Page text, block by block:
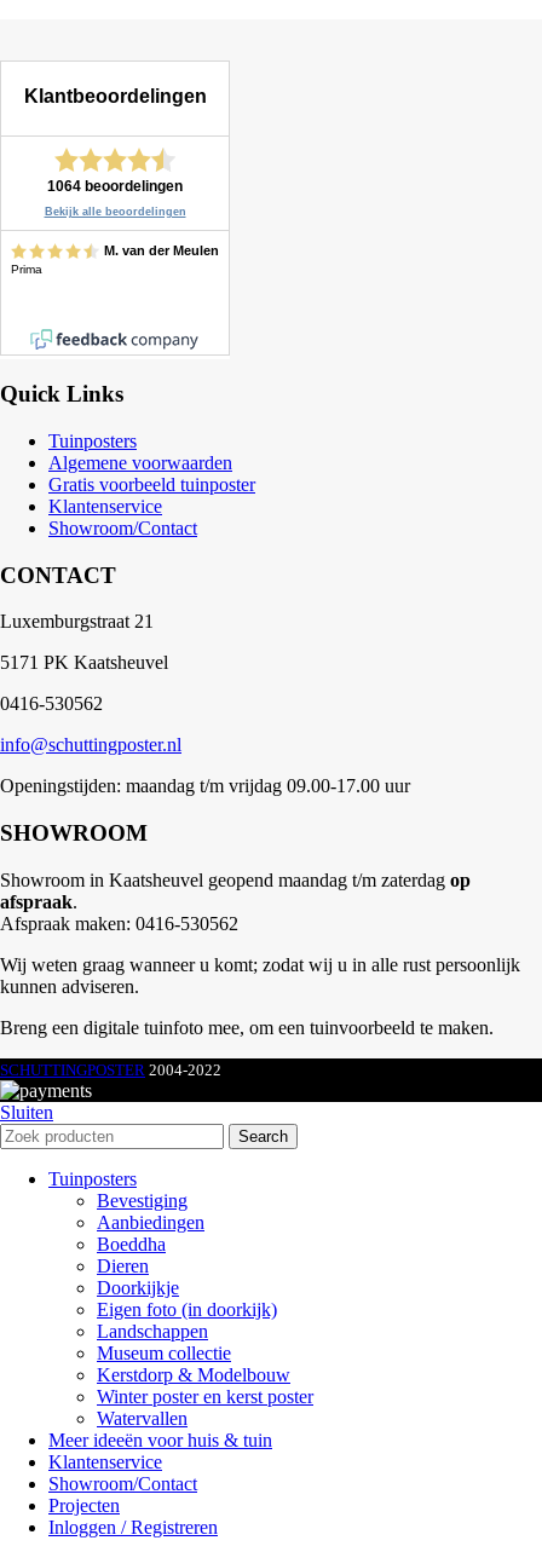
Quick Links
Tuinposters
Algemene voorwaarden
Gratis voorbeeld tuinposter
Klantenservice
Showroom/Contact
CONTACT
Luxemburgstraat 21
5171 PK Kaatsheuvel
0416-530562
info@schuttingposter.nl
Openingstijden: maandag t/m vrijdag 09.00-17.00 uur
SHOWROOM
Showroom in Kaatsheuvel geopend maandag t/m zaterdag op
afspraak.
Afspraak maken: 0416-530562
Wij weten graag wanneer u komt; zodat wij u in alle rust persoonlijk
kunnen adviseren.
Breng een digitale tuinfoto mee, om een tuinvoorbeeld te maken.
SCHUTTINGPOSTER 2004-2022
Sluiten
Search
Tuinposters
Bevestiging
Aanbiedingen
Boeddha
Dieren
Doorkijkje
Eigen foto (in doorkijk)
Landschappen
Museum collectie
Kerstdorp & Modelbouw
Winter poster en kerst poster
Watervallen
Meer ideeën voor huis & tuin
Klantenservice
Showroom/Contact
Projecten
Inloggen / Registreren